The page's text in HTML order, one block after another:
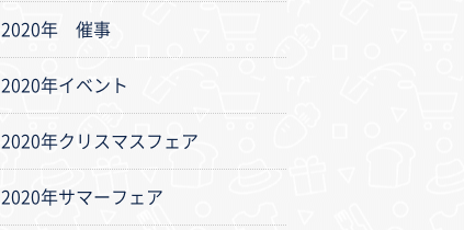
2020年 催事
2020年イベント
2020年クリスマスフェア
2020年サマーフェア